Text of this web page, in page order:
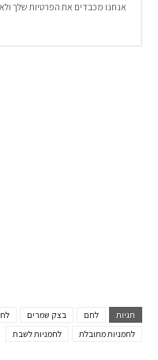
אנחנו מכבדים את הפרטיות שלך
תגיות לחם בצק שמרים
לחמניות מתובלת
לחמניות לשבת